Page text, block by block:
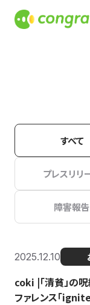
すべて
プレスリリ
障害報告
2025.12.10
coki |「清貧」の
ファレンス「